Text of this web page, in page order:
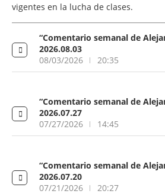
vigentes en la lucha de clases.
“Comentario semanal de
2026.08.03
08/03/2026
20:35
“Comentario semanal de
2026.07.27
07/27/2026
14:45
“Comentario semanal de
2026.07.20
07/21/2026
20:27